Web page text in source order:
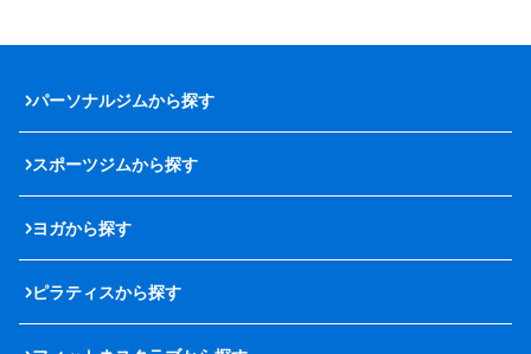
パーソナルジムから探す
スポーツジムから探す
ヨガから探す
ピラティスから探す